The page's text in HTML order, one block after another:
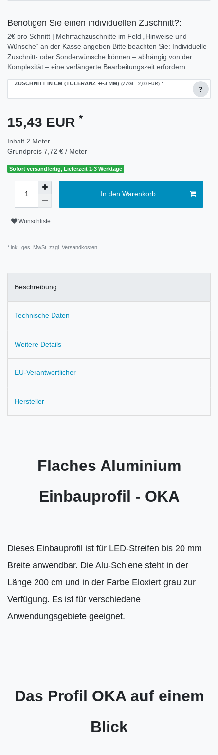
Benötigen Sie einen individuellen Zuschnitt?:
2€ pro Schnitt | Mehrfachzuschnitte im Feld „Hinweise und
Wünsche“ an der Kasse angeben Bitte beachten Sie: Individuelle
Zuschnitt- oder Sonderwünsche können – abhängig von der
Komplexität – eine verlängerte Bearbeitungszeit erfordern.
ZUSCHNITT IN CM (TOLERANZ +/-3 MM) (ZZGL. 2,00 EUR) *
?
15,43 EUR *
Inhalt 2 Meter
Grundpreis 7,72 € / Meter
Sofort versandfertig, Lieferzeit 1-3 Werktage
In den Warenkorb
Wunschliste
* inkl. ges. MwSt. zzgl. Versandkosten
Beschreibung
Technische Daten
Weitere Details
EU-Verantwortlicher
Hersteller
Flaches Aluminium
Einbauprofil - OKA
Dieses Einbauprofil ist für LED-Streifen bis 20 mm
Breite anwendbar. Die Alu-Schiene steht in der
Länge 200 cm und in der Farbe Eloxiert grau zur
Verfügung. Es ist für verschiedene
Anwendungsgebiete geeignet.
Das Profil OKA auf einem
Blick